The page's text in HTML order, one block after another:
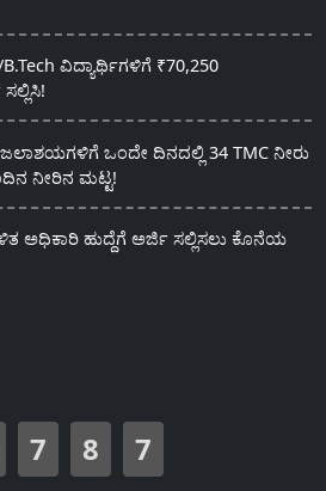
ವಿದ್ಯಾರ್ಥಿಗಳಿಗೆ ₹70,250
ಜಲಾಶಯಗಳಿಗೆ ಒಂದೇ ದಿನದಲ್ಲಿ 34 TMC ನೀರು
ನೀರಿನ ಮಟ್ಟ!
ಅಧಿಕಾರಿ ಹುದ್ದೆಗೆ ಅರ್ಜಿ ಸಲ್ಲಿಸಲು ಕೊನೆಯ
7 8 7